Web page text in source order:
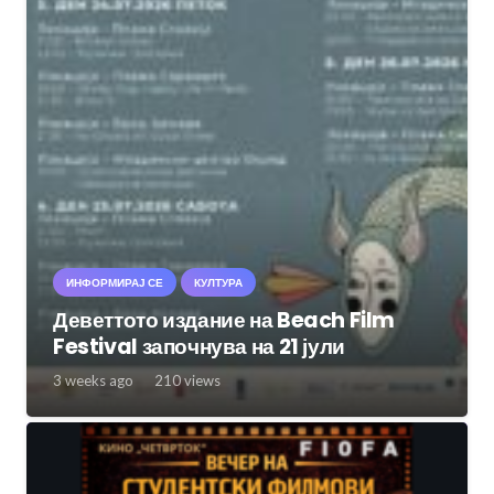
ИНФОРМИРАЈ СЕ КУЛТУРА
Деветтото издание на Beach Film
Festival започнува на 21 јули
3 weeks ago 210views